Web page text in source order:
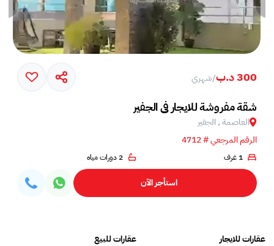
300 د.ب /شهري
شقة مفروشة للايجار في الجفير
العاصمة , الجفير
الرقم المرجعي # 4712
1 غرف 2 دورات مياه
استأجر الآن
عقارات للايجار
عقارات للبيع